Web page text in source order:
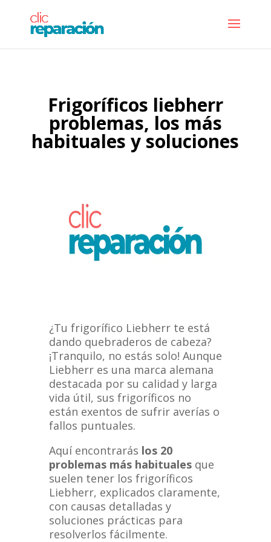
Frigoríficos liebherr
problemas, los más
habituales y soluciones
¿Tu frigorífico Liebherr te está
dando quebraderos de cabeza?
¡Tranquilo, no estás solo! Aunque
Liebherr es una marca alemana
destacada por su calidad y larga
vida útil, sus frigoríficos no
están exentos de sufrir averías o
fallos puntuales.
Aquí encontrarás los 20
problemas más habitualesque
suelen tener los frigoríficos
Liebherr, explicados claramente,
con causas detalladas y
soluciones prácticas para
resolverlos fácilmente.